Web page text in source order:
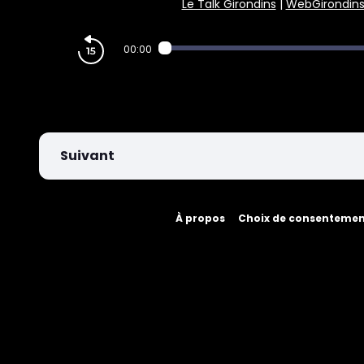
Le Talk Girondins | WebGirondins
00:00
Suivant
À propos Choix de